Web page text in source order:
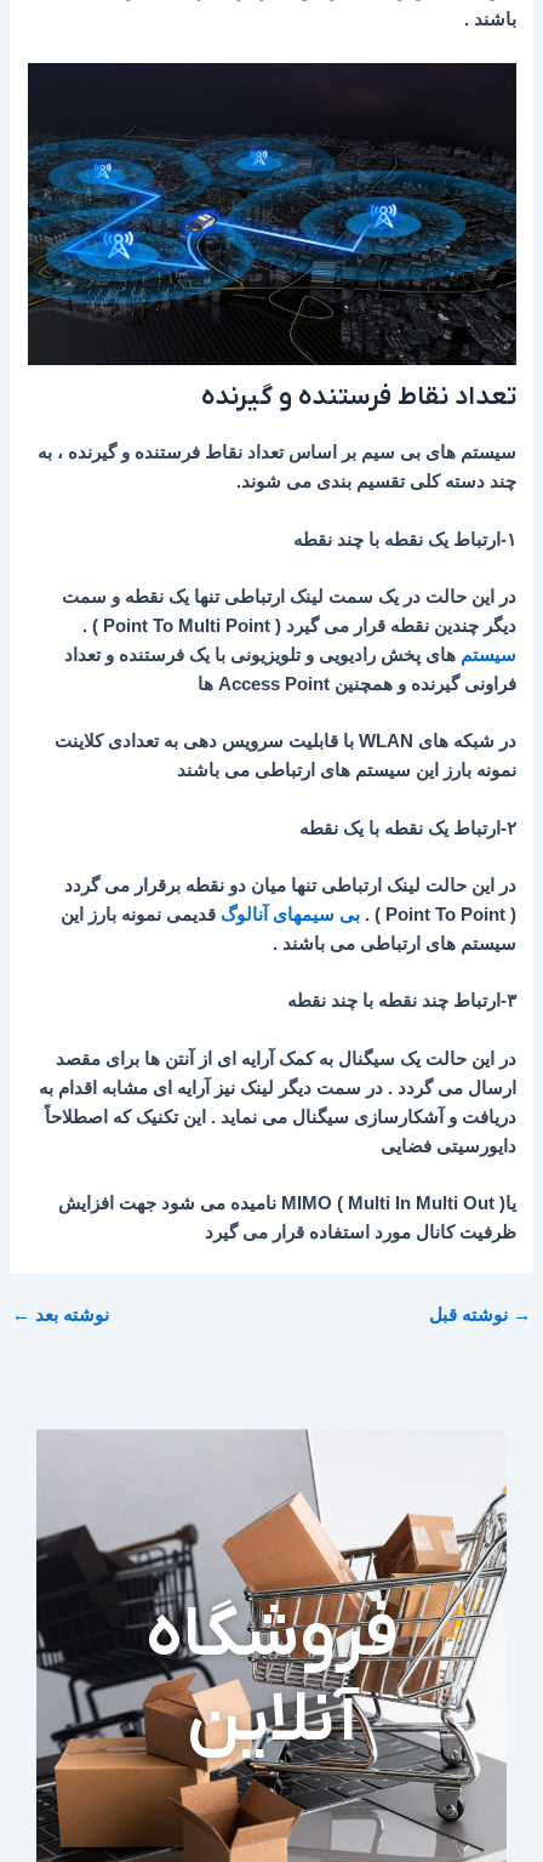
باشند .
تعداد نقاط فرستنده و گیرنده
سیستم های بی سیم بر اساس تعداد نقاط فرستنده و گیرنده ، به
چند دسته کلی تقسیم بندی می شوند.
۱-ارتباط یک نقطه با چند نقطه
در این حالت در یک سمت لینک ارتباطی تنها یک نقطه و سمت
دیگر چندین نقطه قرار می گیرد ( Point To Multi Point ) .
سیستم های پخش رادیویی و تلویزیونی با یک فرستنده و تعداد
فراونی گیرنده و همچنین Access Point ها
در شبکه های WLAN با قابلیت سرویس دهی به تعدادی کلاینت
نمونه بارز این سیستم های ارتباطی می باشند
۲-ارتباط یک نقطه با یک نقطه
در این حالت لینک ارتباطی تنها میان دو نقطه برقرار می گردد
( Point To Point ) .
بی سیمهای آنالوگ قدیمی نمونه بارز این
سیستم های ارتباطی می باشند .
۳-ارتباط چند نقطه با چند نقطه
در این حالت یک سیگنال به کمک آرایه ای از آنتن ها برای مقصد
ارسال می گردد . در سمت دیگر لینک نیز آرایه ای مشابه اقدام به
دریافت و آشکارسازی سیگنال می نماید . این تکنیک که اصطلاحاً
دایورسیتی فضایی
یا( MIMO ( Multi In Multi Out نامیده می شود جهت افزایش
ظرفیت کانال مورد استفاده قرار می گیرد
→ نوشته قبل نوشته بعد ←
فروشگاه
آنلاین